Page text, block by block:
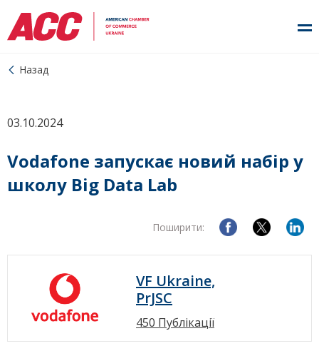
Назад
03.10.2024
Vodafone запускає новий набір у
школу Big Data Lab
Поширити:
VF Ukraine,
PrJSC
450 Публікації